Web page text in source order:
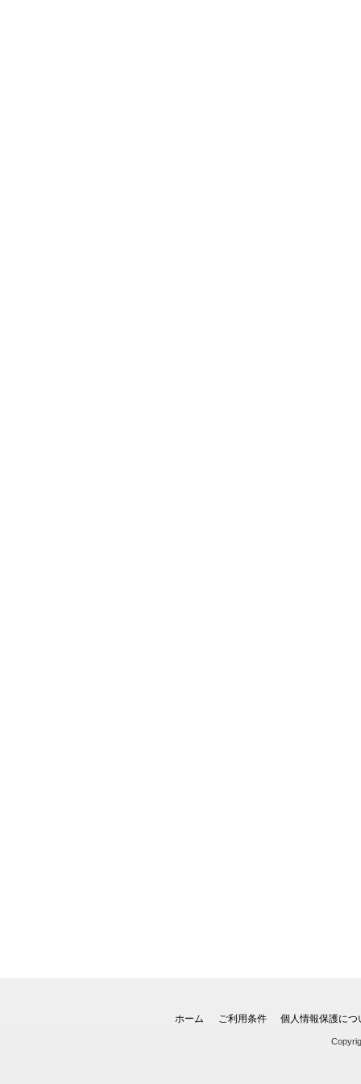
ホーム ご利用条件 個人情報保護につ